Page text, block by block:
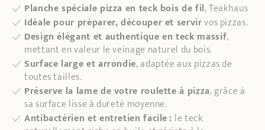
Planche spéciale pizza en teck bois de fil, Teakhaus
Idéale pour préparer, découper et servirvos pizzas.
Design élégant et authentique en teck massif,
mettant en valeur le veinage naturel du bois.
Surface large et arrondie, adaptée aux pizzas de
toutes tailles.
Préserve la lame de votre roulette à pizza, grâce à
sa surface lisse à dureté moyenne.
Antibactérien et entretien facile : le teck